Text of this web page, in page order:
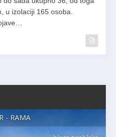
u izolaciji 165 osoba.
- RAMA